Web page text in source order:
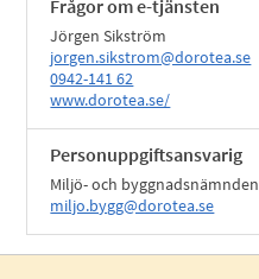
Frågor om e-tjänsten
Jörgen Sikström
jorgen.sikstrom@dorotea.se
0942-141 62
www.dorotea.se/
Personuppgiftsansvarig
Miljö- och byggnadsnämnden
miljo.bygg@dorotea.se